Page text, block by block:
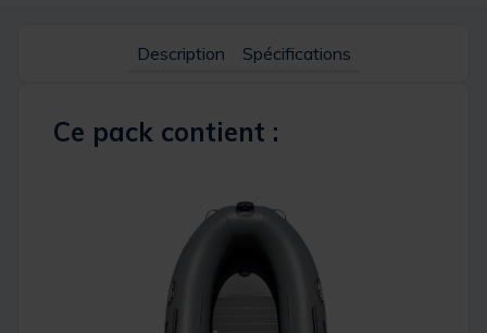
Description Spécifications
Ce pack contient :